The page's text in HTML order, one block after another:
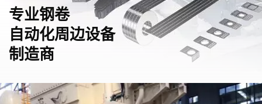
专业钢卷
自动化周边设备
制造商